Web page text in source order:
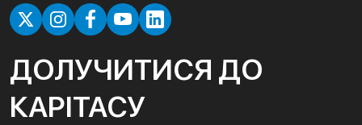
ДОЛУЧИТИСЯ ДО
КАРІТАСУ